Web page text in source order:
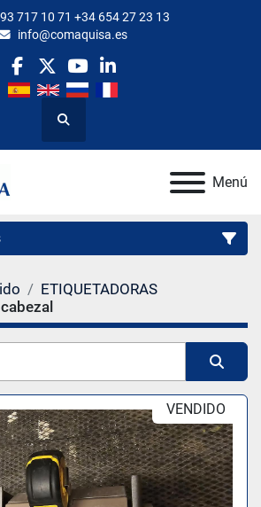
717 10 71 +34 654 27 23 13
info@comaquisa.es
facebook
twitteryoutubelinkedin
Buscar
Menú
ETIQUETADORAS
Ordenar por VENDIDO